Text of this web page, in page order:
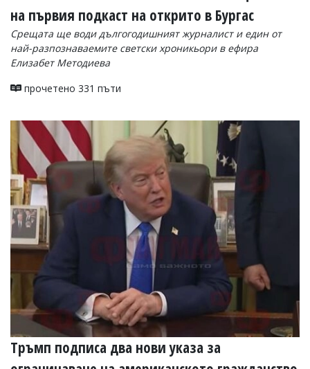
сигнализирайте
ни!
на първия подкаст на открито в Бургас
Срещата ще води дългогодишният журналист и един от
най-разпознаваемите светски хроникьори в ефира
Елизабет Методиева
прочетено 331 пъти
Тръмп подписа два нови указа за